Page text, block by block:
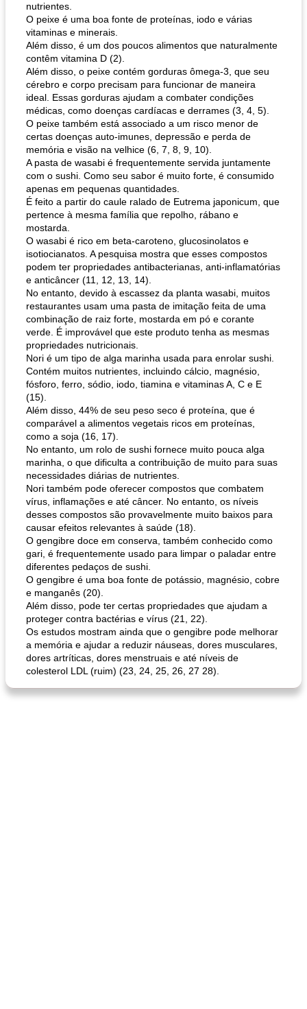
pão plano (out)
nutrientes.
O peixe é uma boa fonte de proteínas, iodo e várias
vitaminas e minerais.
Além disso, é um dos poucos alimentos que naturalmente
contêm vitamina D (2).
Além disso, o peixe contém gorduras ômega-3, que seu
cérebro e corpo precisam para funcionar de maneira
ideal. Essas gorduras ajudam a combater condições
médicas, como doenças cardíacas e derrames (3, 4, 5).
O peixe também está associado a um risco menor de
certas doenças auto-imunes, depressão e perda de
memória e visão na velhice (6, 7, 8, 9, 10).
A pasta de wasabi é frequentemente servida juntamente
com o sushi. Como seu sabor é muito forte, é consumido
apenas em pequenas quantidades.
É feito a partir do caule ralado de Eutrema japonicum, que
pertence à mesma família que repolho, rábano e
mostarda.
O wasabi é rico em beta-caroteno, glucosinolatos e
isotiocianatos. A pesquisa mostra que esses compostos
podem ter propriedades antibacterianas, anti-inflamatórias
e anticâncer (11, 12, 13, 14).
No entanto, devido à escassez da planta wasabi, muitos
restaurantes usam uma pasta de imitação feita de uma
combinação de raiz forte, mostarda em pó e corante
verde. É improvável que este produto tenha as mesmas
propriedades nutricionais.
Nori é um tipo de alga marinha usada para enrolar sushi.
Contém muitos nutrientes, incluindo cálcio, magnésio,
fósforo, ferro, sódio, iodo, tiamina e vitaminas A, C e E
(15).
Além disso, 44% de seu peso seco é proteína, que é
comparável a alimentos vegetais ricos em proteínas,
como a soja (16, 17).
No entanto, um rolo de sushi fornece muito pouca alga
marinha, o que dificulta a contribuição de muito para suas
necessidades diárias de nutrientes.
Nori também pode oferecer compostos que combatem
vírus, inflamações e até câncer. No entanto, os níveis
desses compostos são provavelmente muito baixos para
causar efeitos relevantes à saúde (18).
O gengibre doce em conserva, também conhecido como
gari, é frequentemente usado para limpar o paladar entre
diferentes pedaços de sushi.
O gengibre é uma boa fonte de potássio, magnésio, cobre
e manganês (20).
Além disso, pode ter certas propriedades que ajudam a
proteger contra bactérias e vírus (21, 22).
Os estudos mostram ainda que o gengibre pode melhorar
a memória e ajudar a reduzir náuseas, dores musculares,
dores artríticas, dores menstruais e até níveis de
colesterol LDL (ruim) (23, 24, 25, 26, 27 28).